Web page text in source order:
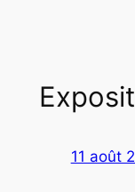
11 août